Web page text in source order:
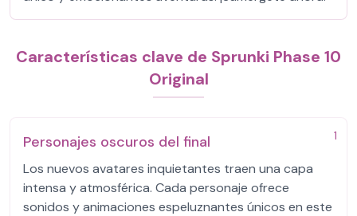
Características clave de Sprunki Phase 10
Original
1
Personajes oscuros del final
Los nuevos avatares inquietantes traen una capa
intensa y atmosférica. Cada personaje ofrece
sonidos y animaciones espeluznantes únicos en este